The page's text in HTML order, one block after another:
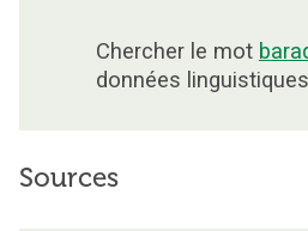
Chercher le mot
données
Sources